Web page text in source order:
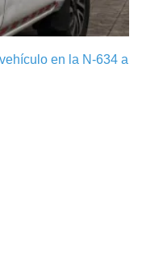
en la N-634 a